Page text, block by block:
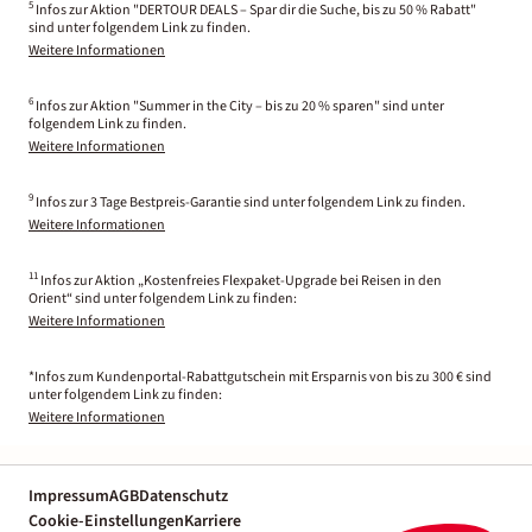
5 Infos zur Aktion "DERTOUR DEALS – Spar dir die Suche, bis zu 50 % Rabatt"
sind unter folgendem Link zu finden.
Weitere Informationen
6 Infos zur Aktion "Summer in the City – bis zu 20 % sparen" sind unter
folgendem Link zu finden.
Weitere Informationen
9 Infos zur 3 Tage Bestpreis-Garantie sind unter folgendem Link zu finden.
Weitere Informationen
11 Infos zur Aktion „Kostenfreies Flexpaket-Upgrade bei Reisen in den
Orient“ sind unter folgendem Link zu finden:
Weitere Informationen
*Infos zum Kundenportal-Rabattgutschein mit Ersparnis von bis zu 300 € sind
unter folgendem Link zu finden:
Weitere Informationen
ImpressumAGBDatenschutz
Cookie-EinstellungenKarriere